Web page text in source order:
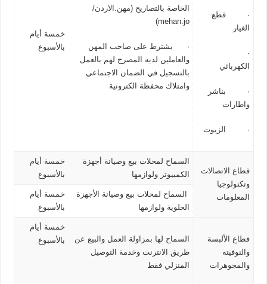
· قطع
الغيار
·
الكهربائي
· بناشر
واطارات
· الزيوت
الخاصة بالتصاريح (مهن.الاردن/
mehan.jo)
· يشترط على صاحب المهن
والعاملين لديه المصرح لهم بالعمل
بالتسجيل في الضمان الاجتماعي
وامتلاك محفظة الكترونية
خمسة أيام
بالأسبوع
قطاع الاتصالات
وتكنولوجيا
المعلومات
السماح لمحلات بيع وصيانة أجهزة
الكمبيوتر ولوازمها
خمسة أيام
بالأسبوع
السماح لمحلات بيع وصيانة الأجهزة
الخلوية ولوازمها
خمسة أيام
بالأسبوع
قطاع الألبسة
والنوفيته
والمجوهرات
السماح لها بمزاولة العمل والبيع عن
طريق الانترنت وخدمة التوصيل
المنزلي فقط
خمسة أيام
بالأسبوع